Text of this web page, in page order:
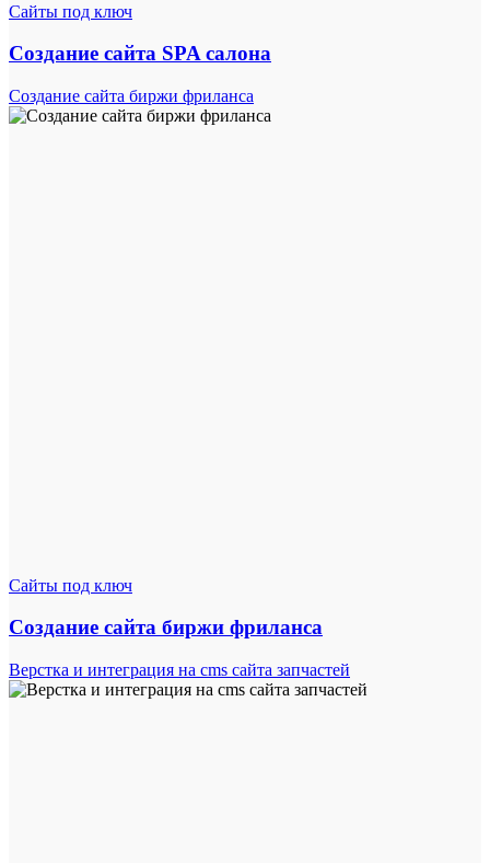
Сайты под ключ
Создание сайта SPA салона
Создание сайта биржи фриланса
Сайты под ключ
Создание сайта биржи фриланса
Верстка и интеграция на cms сайта запчастей